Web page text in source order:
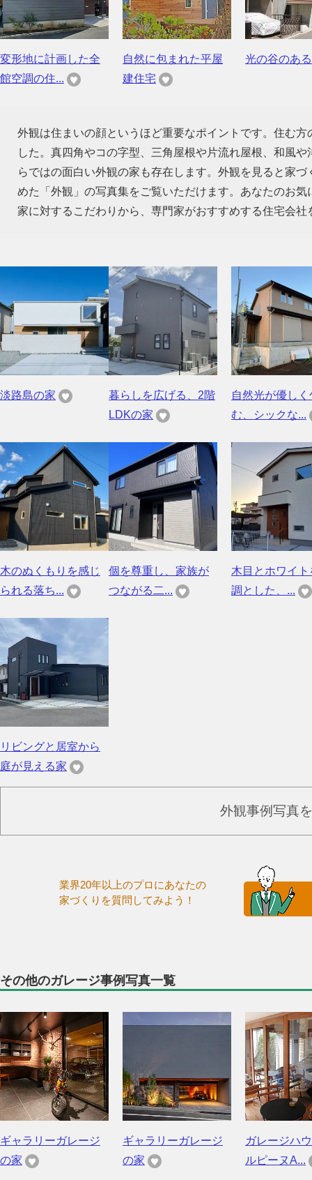
変形地に計画した全
館空調の住...
自然に包まれた平屋
建住宅
光の谷のあ
外観は住まいの顔というほど重要なポイントです。住む
した。真四角やコの字型、三角屋根や片流れ屋根、和風
らではの面白い外観の家も存在します。外観を見ると家
めた「外観」の写真集をご覧いただけます。あなたのお
家に対するこだわりから、専門家がおすすめする住宅会社
淡路島の家
暮らしを広げる、2階
LDKの家
自然光が優しく
む、シックな...
木のぬくもりを感じ
られる落ち...
個を尊重し、家族が
つながる二...
木目とホワイト
調とした、...
リビングと居室から
庭が見える家
外観事例写真
業界20年以上のプロにあなたの
家づくりを質問してみよう！
その他のガレージ事例写真一覧
ギャラリーガレージ
の家
ギャラリーガレージ
の家
ガレージハ
ルピーヌA...